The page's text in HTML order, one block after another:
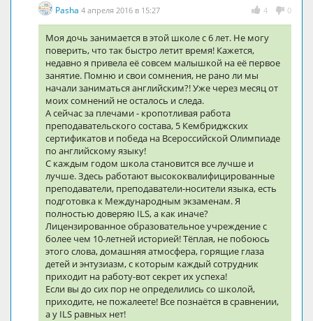
4 0
Pasha 4 апреля 2016 в 15:27
Моя дочь занимается в этой школе с 6 лет. Не могу
поверить, что так быстро летит время! Кажется,
недавно я привела её совсем малышкой на её первое
занятие. Помню и свои сомнения, не рано ли мы
начали заниматься английским?! Уже через месяц от
моих сомнений не осталось и следа.
А сейчас за плечами - кропотливая работа
преподавательского состава, 5 Кембриджских
сертификатов и победа на Всероссийской Олимпиаде
по английскому языку!
С каждым годом школа становится все лучше и
лучше. Здесь работают высококвалифицированные
преподаватели, преподаватели-носители языка, есть
подготовка к Международным экзаменам. Я
полностью доверяю ILS, а как иначе?
Лицензированное образовательное учреждение с
более чем 10-летней историей! Тёплая, не побоюсь
этого слова, домашняя атмосфера, горящие глаза
детей и энтузиазм, с которым каждый сотрудник
приходит на работу-вот секрет их успеха!
Если вы до сих пор не определились со школой,
приходите, не пожалеете! Все познаётся в сравнении,
а у ILS равных нет!